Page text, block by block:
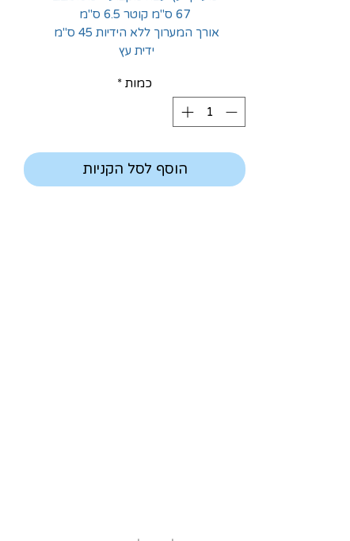
67 ס"מ קוטר 6.5 ס"מ
אורך המערוך ללא הידיות 45 ס"מ
ידית עץ
כמות *
הוסף לסל הקניות